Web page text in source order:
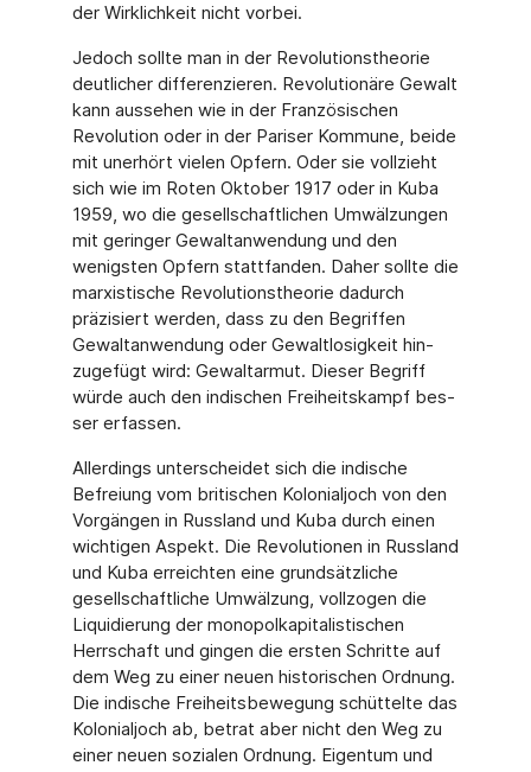
der Wirklichkeit nicht vorbei.
Jedoch sollte man in der Revolutionstheorie
deutlicher differenzieren. Revolutionäre Gewalt
kann aussehen wie in der Französischen
Revolution oder in der Pariser Kommune, beide
mit unerhört vielen Opfern. Oder sie vollzieht
sich wie im Roten Oktober 1917 oder in Kuba
1959, wo die gesellschaftlichen Umwälzungen
mit geringer Gewaltanwendung und den
wenigsten Opfern stattfanden. Daher sollte die
marxistische Revolutionstheorie da­durch
präzisiert werden, dass zu den Begriffen
Gewaltanwendung oder Gewaltlosigkeit hin­
zugefügt wird: Gewaltarmut. Dieser Begriff
würde auch den indischen Freiheitskampf bes­
ser erfassen.
Allerdings unterscheidet sich die indische
Befreiung vom britischen Kolonialjoch von den
Vorgängen in Russland und Kuba durch einen
wichtigen Aspekt. Die Revolutionen in Russ­land
und Kuba erreichten eine grundsätzliche
gesellschaftliche Umwälzung, vollzogen die
Liquidierung der monopolkapitalistischen
Herrschaft und gingen die ersten Schritte auf
dem Weg zu einer neuen historischen Ordnung.
Die indische Freiheitsbewegung schüttelte das
Kolonialjoch ab, betrat aber nicht den Weg zu
einer neuen sozialen Ordnung. Eigentum und